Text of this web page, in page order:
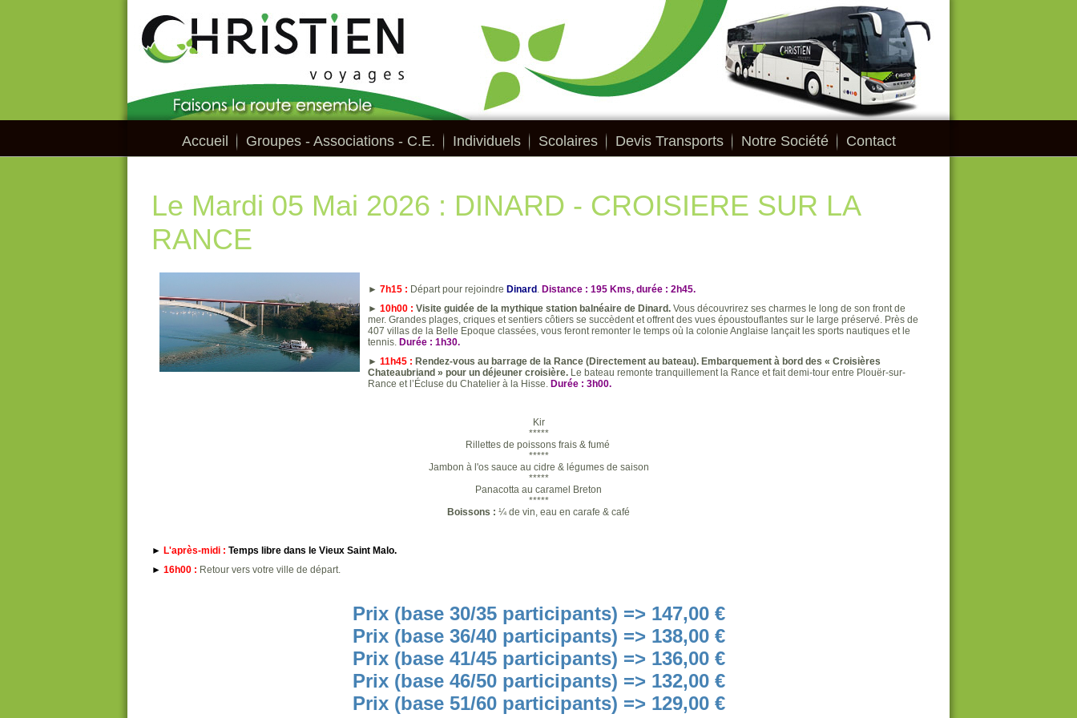
Accueil Groupes - Associations - C.E. Individuels Scolaires Devis Transports Notre Société Contact
Le Mardi 05 Mai 2026 : DINARD - CROISIERE SUR LA
RANCE
► 7h15 : Départ pour rejoindre Dinard . Distance : 195 Kms, durée : 2h45.
► 10h00 : Visite guidée de la mythique station balnéaire de Dinard. Vous découvrirez ses charmes le long de son front de
mer. Grandes plages, criques et sentiers côtiers se succèdent et offrent des vues époustouflantes sur le large préservé. Près de
407 villas de la Belle Epoque classées, vous feront remonter le temps où la colonie Anglaise lançait les sports nautiques et le
tennis. Durée : 1h30.
► 11h45 : Rendez-vous au barrage de la Rance (Directement au bateau). Embarquement à bord des « Croisières
Chateaubriand » pour un déjeuner croisière. Le bateau remonte tranquillement la Rance et fait demi-tour entre Plouër-sur-
Rance et l’Écluse du Chatelier à la Hisse. Durée : 3h00.
Kir
*****
Rillettes de poissons frais & fumé
*****
Jambon à l'os sauce au cidre & légumes de saison
*****
Panacotta au caramel Breton
*****
Boissons : ¼ de vin, eau en carafe & café
► L'après-midi : Temps libre dans le Vieux Saint Malo.
► 16h00 : Retour vers votre ville de départ.
Prix (base 30/35 participants) => 147,00 €
Prix (base 36/40 participants) => 138,00 €
Prix (base 41/45 participants) => 136,00 €
Prix (base 46/50 participants) => 132,00 €
Prix (base 51/60 participants) => 129,00 €